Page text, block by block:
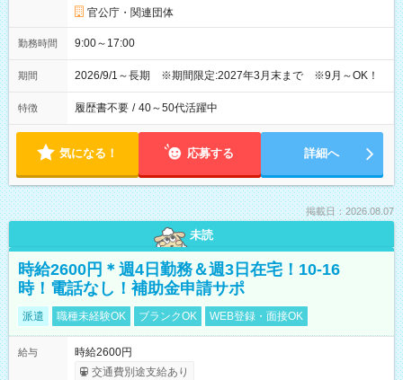
官公庁・関連団体
勤務時間 9:00～17:00
期間 2026/9/1～長期 ※期間限定:2027年3月末まで ※9月～OK！
特徴 履歴書不要 / 40～50代活躍中
気になる！ 応募する 詳細へ
掲載日：2026.08.07
未読
時給2600円＊週4日勤務＆週3日在宅！10-16
時！電話なし！補助金申請サポ
派遣 職種未経験OK ブランクOK WEB登録・面接OK
給与
時給2600円
交通費別途支給あり